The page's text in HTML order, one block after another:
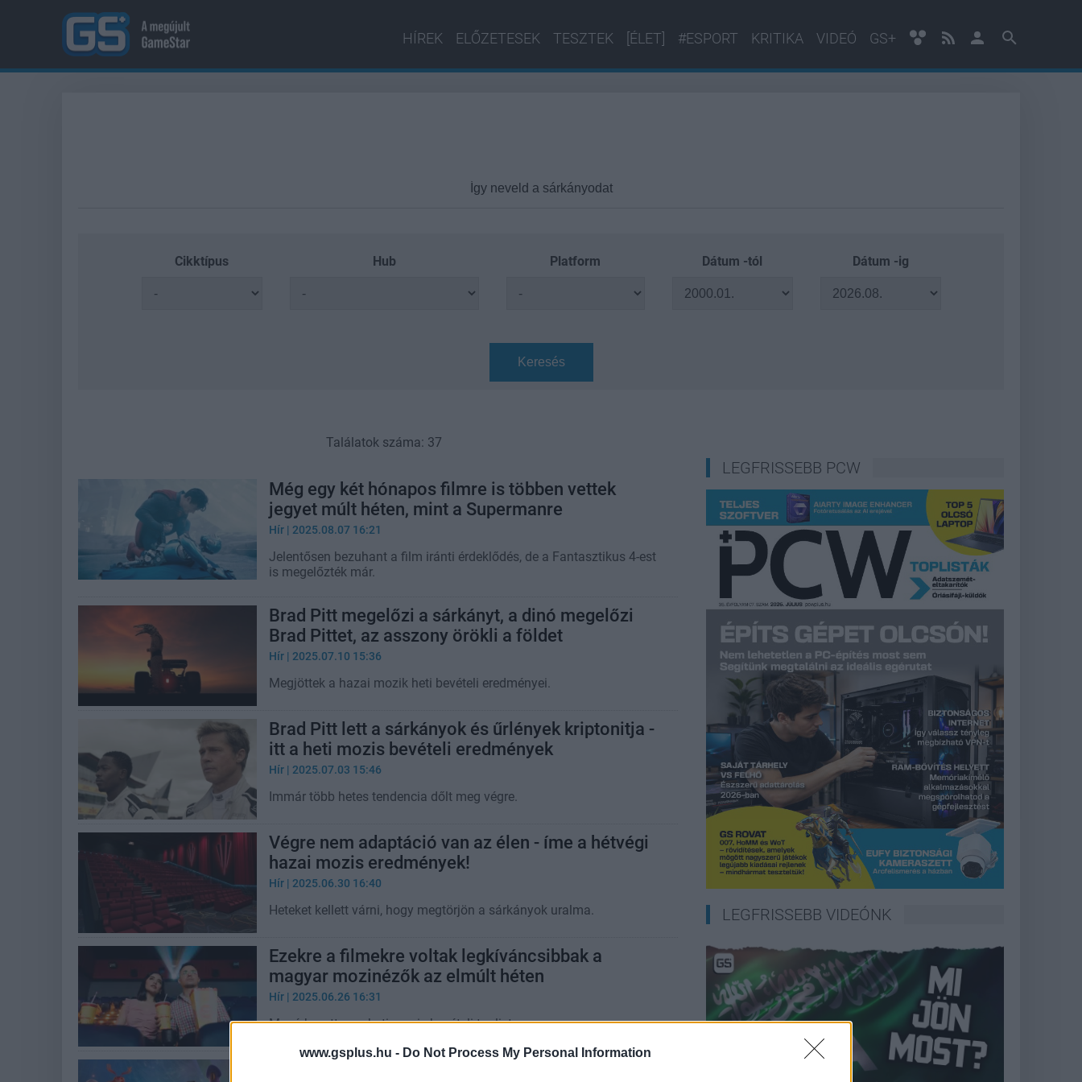
www.gsplus.hu - Do Not Process My Personal Information
HÍREK ELŐZETESEK TESZTEK [ÉLET] #ESPORT KRITIKA VIDEÓ GS+
Cikktípus Hub Platform Dátum -tól Dátum -ig
Keresés
Találatok száma: 37
Még egy két hónapos filmre is többen vettek
jegyet múlt héten, mint a Supermanre
Hír | 2025.08.07 16:21
Jelentősen bezuhant a film iránti érdeklődés, de a Fantasztikus 4-est
is megelőzték már.
Brad Pitt megelőzi a sárkányt, a dinó megelőzi
Brad Pittet, az asszony örökli a földet
Hír | 2025.07.10 15:36
Megjöttek a hazai mozik heti bevételi eredményei.
Brad Pitt lett a sárkányok és űrlények kriptonitja -
itt a heti mozis bevételi eredmények
Hír | 2025.07.03 15:46
Immár több hetes tendencia dőlt meg végre.
Végre nem adaptáció van az élen - íme a hétvégi
hazai mozis eredmények!
Hír | 2025.06.30 16:40
Heteket kellett várni, hogy megtörjön a sárkányok uralma.
Ezekre a filmekre voltak legkíváncsibbak a
magyar mozinézők az elmúlt héten
Hír | 2025.06.26 16:31
Megérkezett az e heti mozis bevételi toplista.
LEGFRISSEBB PCW
LEGFRISSEBB VIDEÓNK